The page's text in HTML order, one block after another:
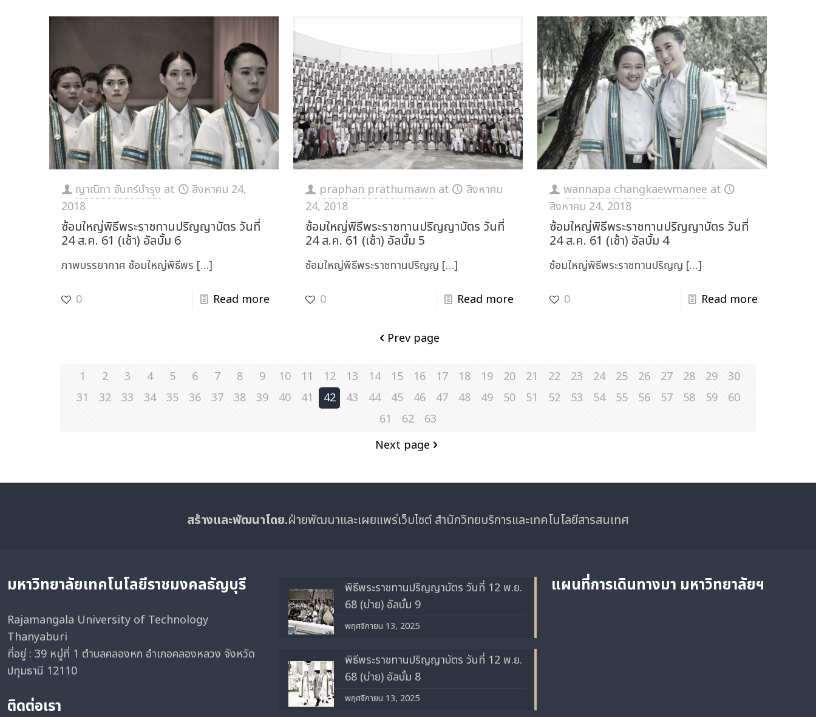
ญาณิภา จันทร์บำรุง at
สิงหาคม 24,
2018
ซ้อมใหญ่พิธีพระราชทานปริญญาบัตร วันที่
24 ส.ค. 61 (เช้า) อัลบั้ม 6
ภาพบรรยากาศ ซ้อมใหญ่พิธีพร […]
0 Read more
praphan prathumawn at
สิงหาคม
24, 2018
ซ้อมใหญ่พิธีพระราชทานปริญญาบัตร วันที่
24 ส.ค. 61 (เช้า) อัลบั้ม 5
ซ้อมใหญ่พิธีพระราชทานปริญญ […]
0 Read more
wannapa changkaewmanee at
สิงหาคม 24, 2018
ซ้อมใหญ่พิธีพระราชทานปริญญาบัตร วันที่
24 ส.ค. 61 (เช้า) อัลบั้ม 4
ซ้อมใหญ่พิธีพระราชทานปริญญ […]
0 Read more
Prev page
1 2 3 4 5 6 7 8 9 10 11 12 13 14 15 16 17 18 19 20 21 22 23 24 25 26 27 28 29
30
31
32 33 34 35 36 37 38 39 40 41 42 43 44 45 46 47 48 49 50 51 52 53 54 55 56 57 58 59
60
61
62
63
Next page
สร้างและพัฒนาโดย.ฝ่ายพัฒนาและเผยแพร่เว็บไซต์ สำนักวิทยบริการและเทคโนโลยีสารสนเทศ
มหาวิทยาลัยเทคโนโลยีราชมงคลธัญบุรี
Rajamangala University of Technology
Thanyaburi
ที่อยู่ : 39 หมู่ที่ 1 ตำบลคลองหก อำเภอคลองหลวง จังหวัด
ปทุมธานี 12110
ติดต่อเรา
พิธีพระราชทานปริญญาบัตร วันที่ 12 พ.ย.
68 (บ่าย) อัลบั้ม 9
พฤศจิกายน 13, 2025
พิธีพระราชทานปริญญาบัตร วันที่ 12 พ.ย.
68 (บ่าย) อัลบั้ม 8
พฤศจิกายน 13, 2025
แผนที่การเดินทางมา มหาวิทยาลัยฯ